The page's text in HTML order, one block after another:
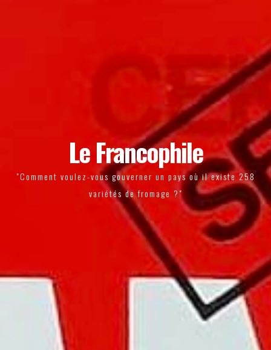
Le Francophile
"Comment voulez-vous gouverner un pays où il existe 258
variétés de fromage ?"